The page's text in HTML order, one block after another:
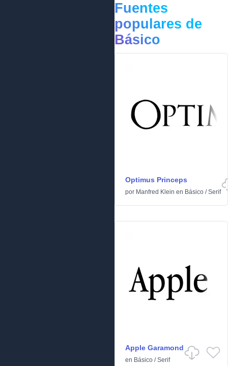
Fuentes
populares de
Básico
Optimus Princeps
por Manfred Klein en Básico /Serif
Apple Garamond
en Básico /Serif